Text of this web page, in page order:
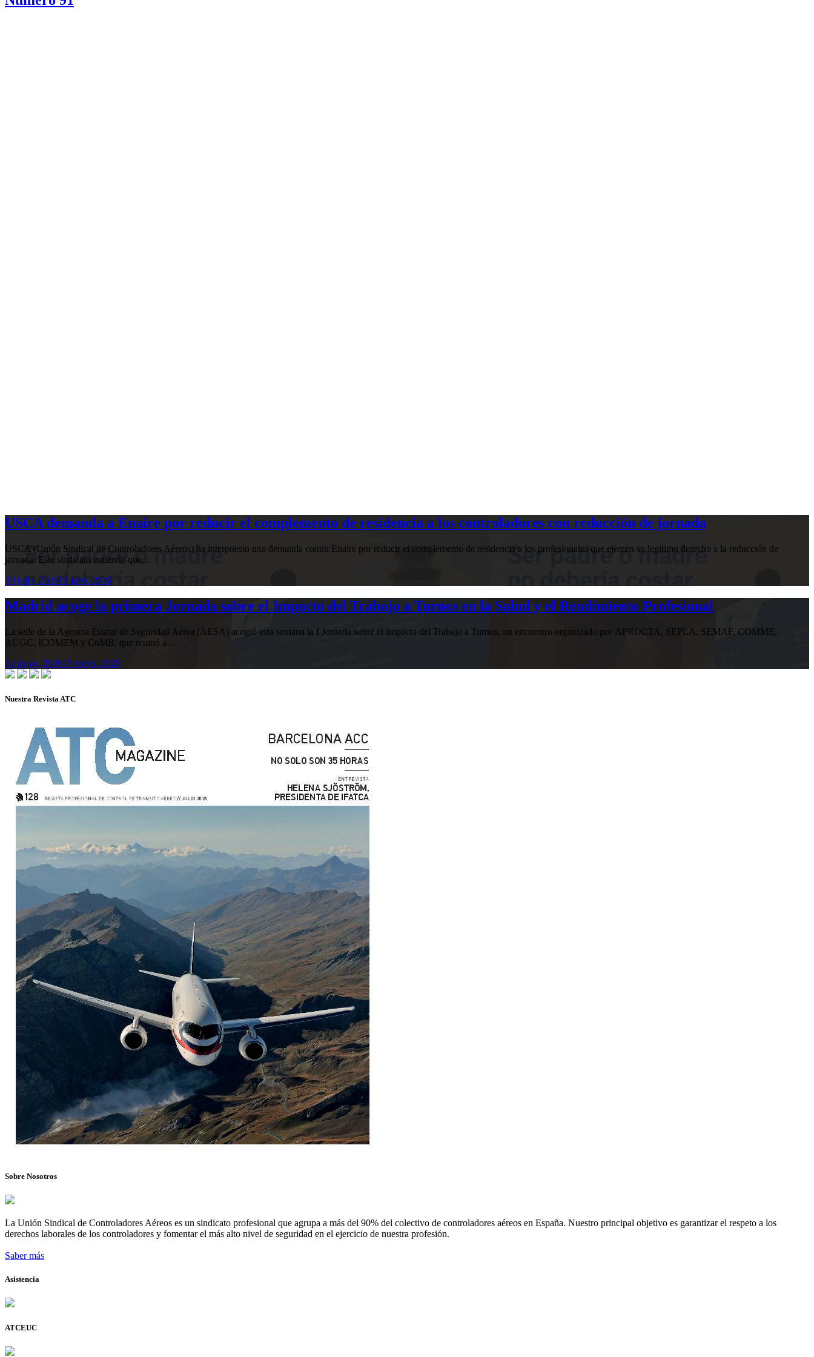
USCA demanda a Enaire por reducir el complemento de residencia a los controladores con reducción de jornada
USCA (Unión Sindical de Controladores Aéreos) ha interpuesto una demanda contra Enaire por reducir el complemento de residencia a los profesionales que ejercen su legítimo derecho a la reducción de
jornada. Este sindicato entiende que…
10 julio, 202610 julio, 2026
Madrid acoge la primera Jornada sobre el Impacto del Trabajo a Turnos en la Salud y el Rendimiento Profesional
La sede de la Agencia Estatal de Seguridad Aérea (AESA) acogió esta semana la I Jornada sobre el Impacto del Trabajo a Turnos, un encuentro organizado por APROCTA, SEPLA, SEMAF, COMME,
AUGC, ICOMEM y CoMB, que reunió a…
13 mayo, 202613 mayo, 2026
Nuestra Revista ATC
Sobre Nosotros
La Unión Sindical de Controladores Aéreos es un sindicato profesional que agrupa a más del 90% del colectivo de controladores aéreos en España. Nuestro principal objetivo es garantizar el respeto a los
derechos laborales de los controladores y fomentar el más alto nivel de seguridad en el ejercicio de nuestra profesión.
Saber más
Asistencia
ATCEUC